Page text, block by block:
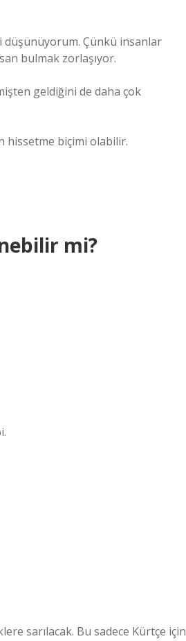
düşünüyorum. Çünkü insanlar
bulmak zorlaşıyor.
geldiğini de daha çok
hissetme biçimi olabilir.
mi?
sarılacak. Bu sadece Kürtçe için